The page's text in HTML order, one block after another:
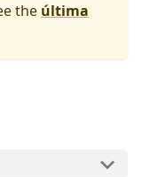
the última